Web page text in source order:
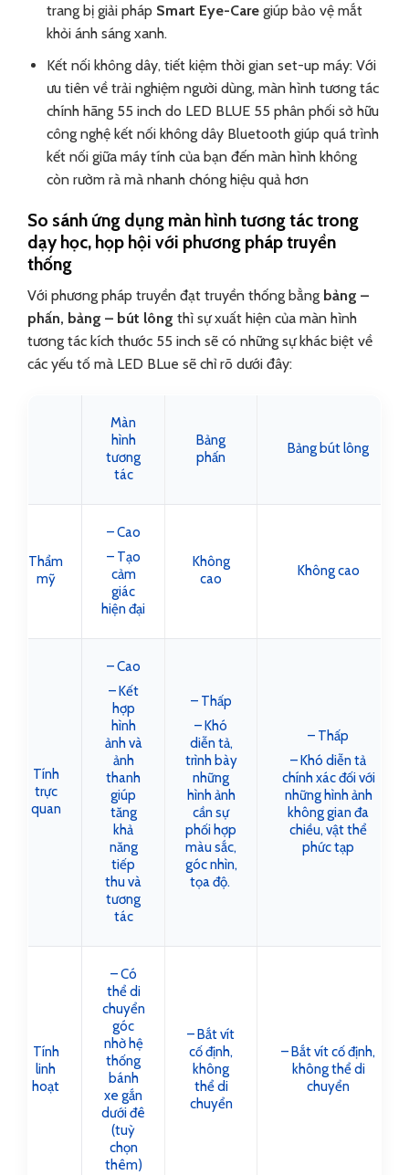
trang bị giải pháp Smart Eye-Caregiúp bảo vệ mắt
khỏi ánh sáng xanh.
Kết nối không dây, tiết kiệm thời gian set-up máy: Với
ưu tiên về trải nghiệm người dùng, màn hình tương tác
chính hãng 55 inch do LED BLUE 55 phân phối sở hữu
công nghệ kết nối không dây Bluetooth giúp quá trình
kết nối giữa máy tính của bạn đến màn hình không
còn rườm rà mà nhanh chóng hiệu quả hơn
So sánh ứng dụng màn hình tương tác trong
dạy học, họp hội với phương pháp truyền
thống
Với phương pháp truyền đạt truyền thống bằng bảng –
phấn, bảng – bút lông thì sự xuất hiện của màn hình
tương tác kích thước 55 inch sẽ có những sự khác biệt về
các yếu tố mà LED BLue sẽ chỉ rõ dưới đây:
Màn
hình
tương
tác
Bảng
phấn
Bảng bút lông
Thẩm
mỹ
– Cao
– Tạo
cảm
giác
hiện đại
Không
cao
Không cao
Tính
trực
quan
– Cao
– Kết
hợp
hình
ảnh và
ảnh
thanh
giúp
tăng
khả
năng
tiếp
thu và
tương
tác
– Thấp
– Khó
diễn tả,
trình bày
những
hình ảnh
cần sự
phối hợp
màu sắc,
góc nhìn,
tọa độ.
– Thấp
– Khó diễn tả
chính xác đối với
những hình ảnh
không gian đa
chiều, vật thể
phức tạp
Tính
linh
hoạt
– Có
thể di
chuyển
góc
nhờ hệ
thống
bánh
xe gắn
dưới đê
(tuỳ
chọn
thêm)
– Bắt vít
cố định,
không
thể di
chuyển
– Bắt vít cố định,
không thể di
chuyển